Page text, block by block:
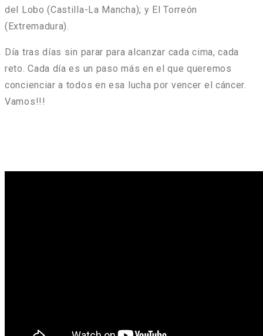
del Lobo (Castilla-La Mancha); y El Torreón
(Extremadura).
Día tras días sin parar para alcanzar cada cima, cada
reto. Cada día es un paso más en el que queremos
concienciar a todos en esa lucha por vencer el cáncer.
Vamos!!!